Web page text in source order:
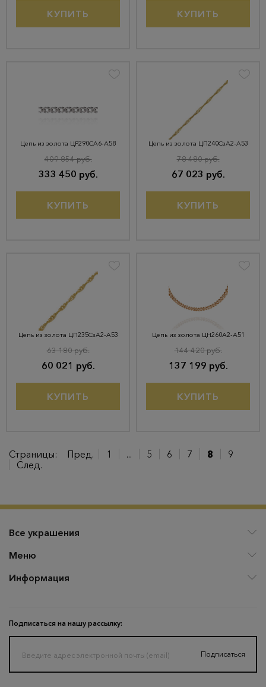
КУПИТЬ КУПИТЬ
Цепь из золота ЦР290СА6-А58
333 450 руб.
409 854 руб.
КУПИТЬ
Цепь из золота ЦП240СзА2-А53
67 023 руб.
78 480 руб.
КУПИТЬ
Цепь из золота ЦП235СзА2-А53
60 021 руб.
63 180 руб.
КУПИТЬ
Цепь из золота ЦН260А2-А51
137 199 руб.
144 420 руб.
КУПИТЬ
Страницы: Пред. 1 ... 5 6 7 8
9
След.
Подписаться на нашу рассылку:
Подписаться
Все украшения
Меню
Информация